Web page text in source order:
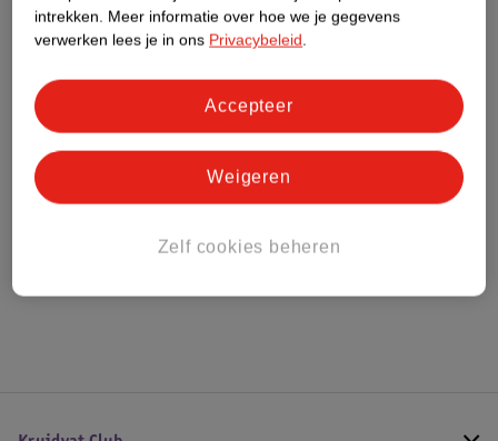
Impact Score.
Meer informatie
Bestel & Bezorginformatie
intrekken. Meer informatie over hoe we je gegevens
verwerken lees je in ons Privacybeleid.
Zelf cookies beheren
Weigeren
Accepteer